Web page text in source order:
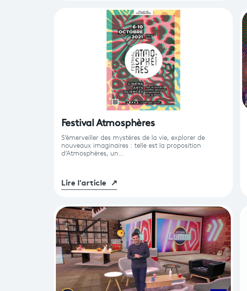
Festival Atmosphères
S’émerveiller des mystères de la vie, explorer de
nouveaux imaginaires : telle est la proposition
d’Atmosphères, un…
Lire l'article ↗